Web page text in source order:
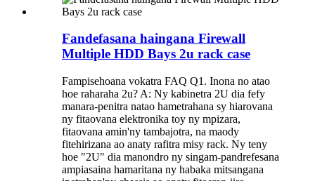
Fandefasana haingana Firewall
Multiple HDD Bays 2u rack case
Fampisehoana vokatra FAQ Q1. Inona no atao
hoe raharaha 2u? A: Ny kabinetra 2U dia fefy
manara-penitra natao hametrahana sy hiarovana
ny fitaovana elektronika toy ny mpizara,
fitaovana amin'ny tambajotra, na maody
fitehirizana ao anaty rafitra misy rack. Ny teny
hoe "2U" dia manondro ny singam-pandrefesana
ampiasaina hamaritana ny habaka mitsangana